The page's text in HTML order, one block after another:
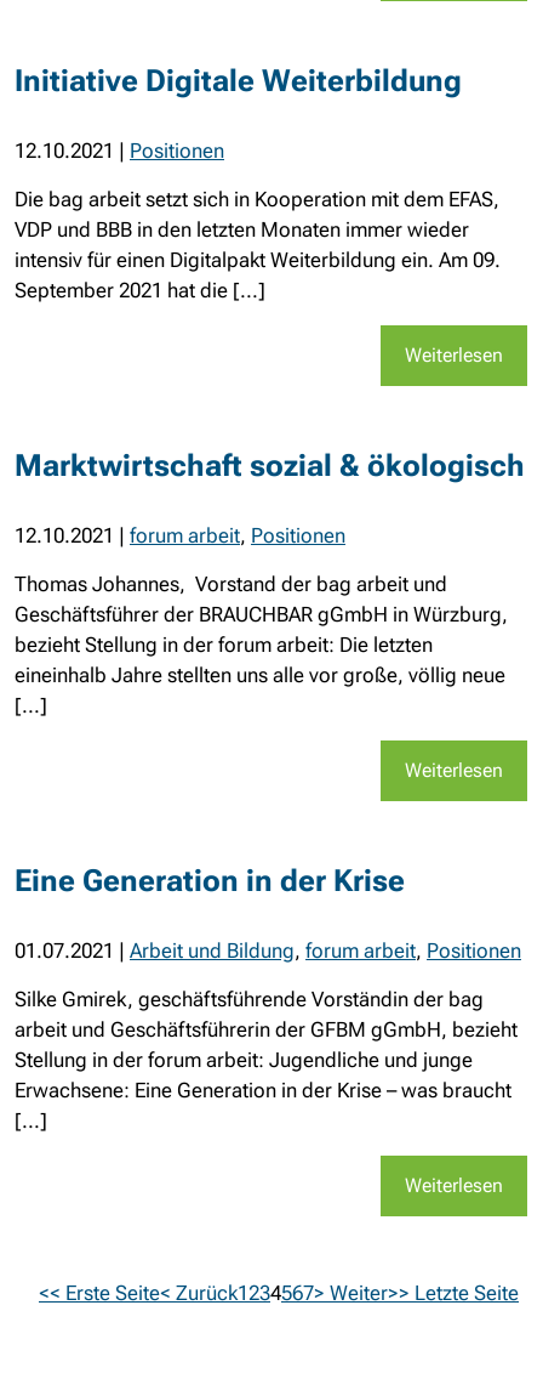
Initiative Digitale Weiterbildung
12.10.2021 | Positionen
Die bag arbeit setzt sich in Kooperation mit dem EFAS,
VDP und BBB in den letzten Monaten immer wieder
intensiv für einen Digitalpakt Weiterbildung ein. Am 09.
September 2021 hat die [...]
Weiterlesen
Marktwirtschaft sozial & ökologisch
12.10.2021 | forum arbeit, Positionen
Thomas Johannes, Vorstand der bag arbeit und
Geschäftsführer der BRAUCHBAR gGmbH in Würzburg,
bezieht Stellung in der forum arbeit: Die letzten
eineinhalb Jahre stellten uns alle vor große, völlig neue
[...]
Weiterlesen
Eine Generation in der Krise
01.07.2021 | Arbeit und Bildung, forum arbeit, Positionen
Silke Gmirek, geschäftsführende Vorständin der bag
arbeit und Geschäftsführerin der GFBM gGmbH, bezieht
Stellung in der forum arbeit: Jugendliche und junge
Erwachsene: Eine Generation in der Krise – was braucht
[...]
Weiterlesen
<< Erste Seite< Zurück1234567> Weiter>> Letzte Seite